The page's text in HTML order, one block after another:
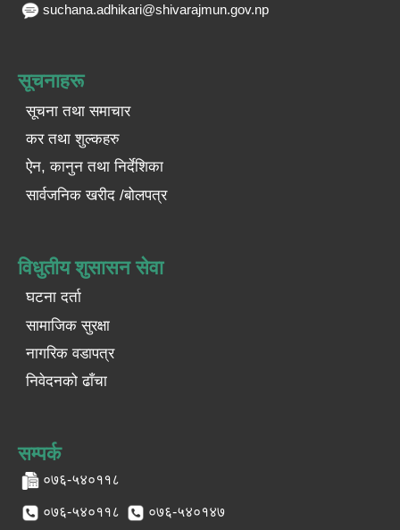
suchana.adhikari@shivarajmun.gov.np
सूचनाहरू
सूचना तथा समाचार
कर तथा शुल्कहरु
ऐन, कानुन तथा निर्देशिका
सार्वजनिक खरीद /बोलपत्र
विधुतीय शुसासन सेवा
घटना दर्ता
सामाजिक सुरक्षा
नागरिक वडापत्र
निवेदनको ढाँचा
सम्पर्क
०७६-५४०११८
०७६-५४०११८ ०७६-५४०१४७